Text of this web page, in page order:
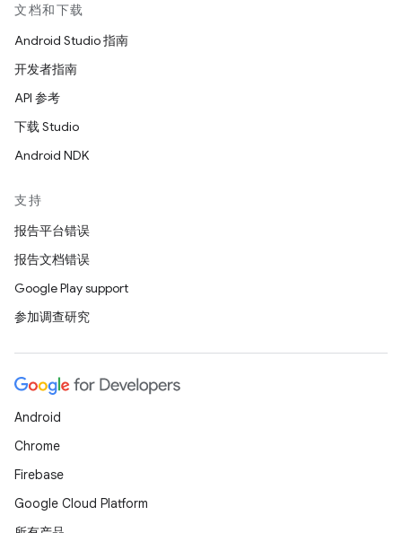
文档和下载
Android Studio 指南
开发者指南
API 参考
下载 Studio
Android NDK
支持
报告平台错误
报告文档错误
Google Play support
参加调查研究
Android
Chrome
Firebase
Google Cloud Platform